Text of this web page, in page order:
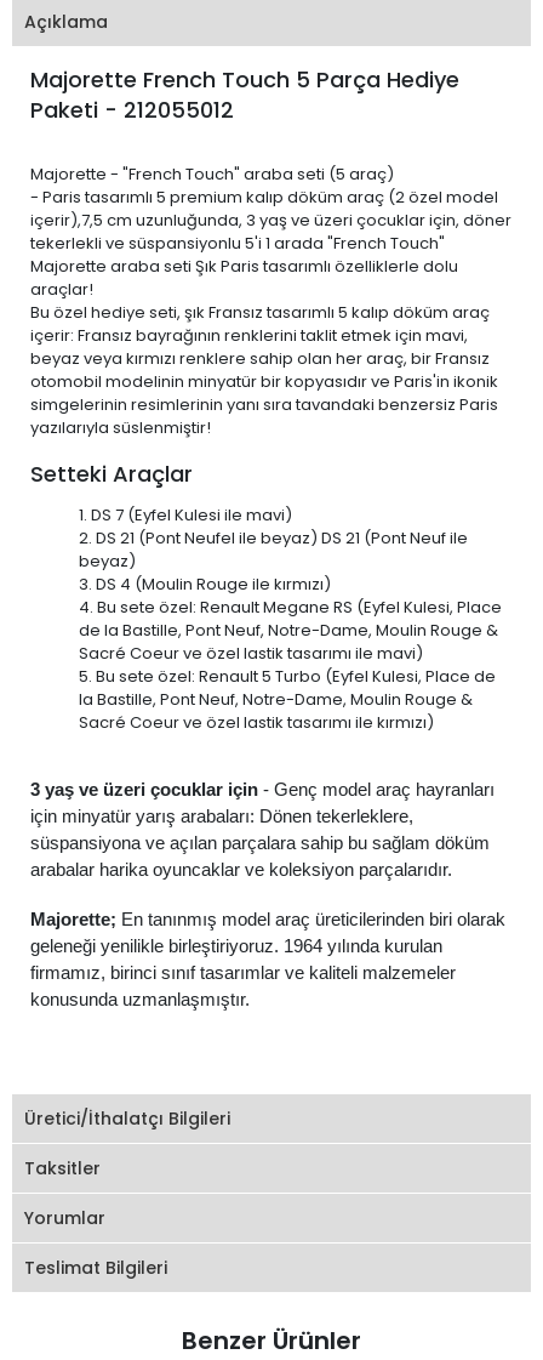
Açıklama
Majorette French Touch 5 Parça Hediye
Paketi - 212055012
Majorette - "French Touch" araba seti (5 araç)
- Paris tasarımlı 5 premium kalıp döküm araç (2 özel model
içerir),7,5 cm uzunluğunda, 3 yaş ve üzeri çocuklar için, döner
tekerlekli ve süspansiyonlu 5'i 1 arada "French Touch"
Majorette araba seti Şık Paris tasarımlı özelliklerle dolu
araçlar!
Bu özel hediye seti, şık Fransız tasarımlı 5 kalıp döküm araç
içerir: Fransız bayrağının renklerini taklit etmek için mavi,
beyaz veya kırmızı renklere sahip olan her araç, bir Fransız
otomobil modelinin minyatür bir kopyasıdır ve Paris'in ikonik
simgelerinin resimlerinin yanı sıra tavandaki benzersiz Paris
yazılarıyla süslenmiştir!
Setteki Araçlar
1. DS 7 (Eyfel Kulesi ile mavi)
2. DS 21 (Pont Neufel ile beyaz) DS 21 (Pont Neuf ile
beyaz)
3. DS 4 (Moulin Rouge ile kırmızı)
4. Bu sete özel: Renault Megane RS (Eyfel Kulesi, Place
de la Bastille, Pont Neuf, Notre-Dame, Moulin Rouge &
Sacré Coeur ve özel lastik tasarımı ile mavi)
5. Bu sete özel: Renault 5 Turbo (Eyfel Kulesi, Place de
la Bastille, Pont Neuf, Notre-Dame, Moulin Rouge &
Sacré Coeur ve özel lastik tasarımı ile kırmızı)
3 yaş ve üzeri çocuklar için - Genç model araç hayranları
için minyatür yarış arabaları: Dönen tekerleklere,
süspansiyona ve açılan parçalara sahip bu sağlam döküm
arabalar harika oyuncaklar ve koleksiyon parçalarıdır.
Majorette; En tanınmış model araç üreticilerinden biri olarak
geleneği yenilikle birleştiriyoruz. 1964 yılında kurulan
firmamız, birinci sınıf tasarımlar ve kaliteli malzemeler
konusunda uzmanlaşmıştır.
Üretici/İthalatçı Bilgileri
Taksitler
Yorumlar
Teslimat Bilgileri
Benzer Ürünler